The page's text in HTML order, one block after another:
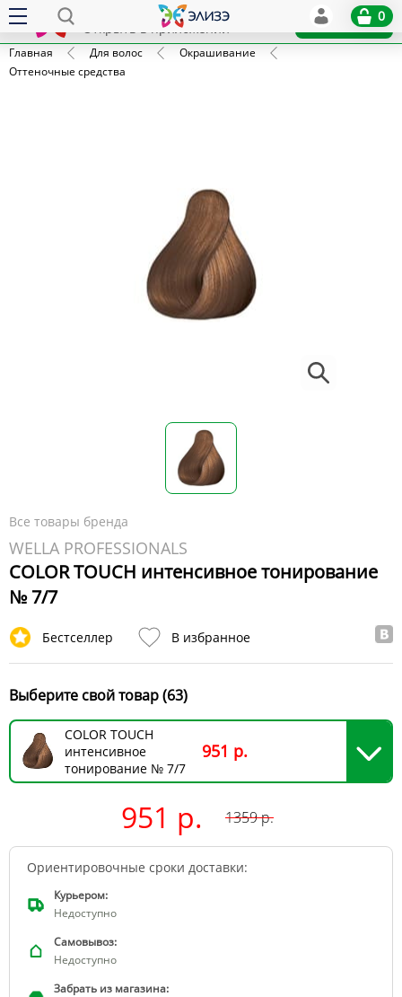
x
Открыть в приложении
Установить
0
Главная Для волос
Окрашивание
Оттеночные средства
Все товары бренда
WELLA PROFESSIONALS
COLOR TOUCH интенсивное тонирование
№ 7/7
Бестселлер В избранное
Выберите свой товар (63)
COLOR TOUCH
интенсивное
тонирование № 7/7
951 р.
951 р. 1359р.
Ориентировочные сроки доставки:
Курьером:
Недоступно
Самовывоз:
Недоступно
Забрать из магазина: